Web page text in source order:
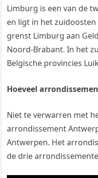
Limburg is een van de
en ligt in het
grenst Limburg aan
Noord-Brabant. In het
Belgische provincies
Hoeveel
Niet te verwarren met
arrondissement
Antwerpen. Het
de drie